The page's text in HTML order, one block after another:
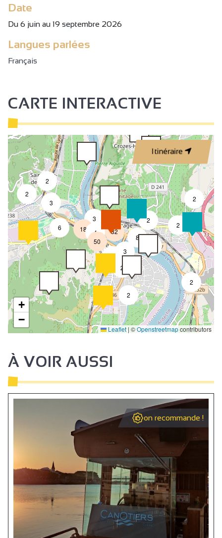
Date
Du 6 juin au 19 septembre 2026
Langues parlées
Français
CARTE INTERACTIVE
Itinéraire
2
2
2
2
2
2
2
8
2
3
6
3
4
18
2
3
50
32
+
−
Leaflet| ©Openstreetmapcontributors
À VOIR AUSSI
on recommande !